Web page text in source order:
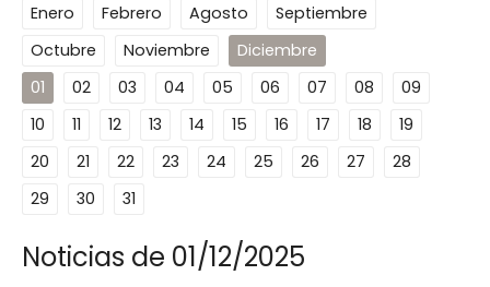
Enero
Febrero Agosto
Septiembre
Octubre
Noviembre
Diciembre
01
02 03 04 05 06 07 08
09
10
11 12 13 14 15 16 17 18
19
20
21 22 23 24 25 26 27
28
29
30 31
Noticias de 01/12/2025